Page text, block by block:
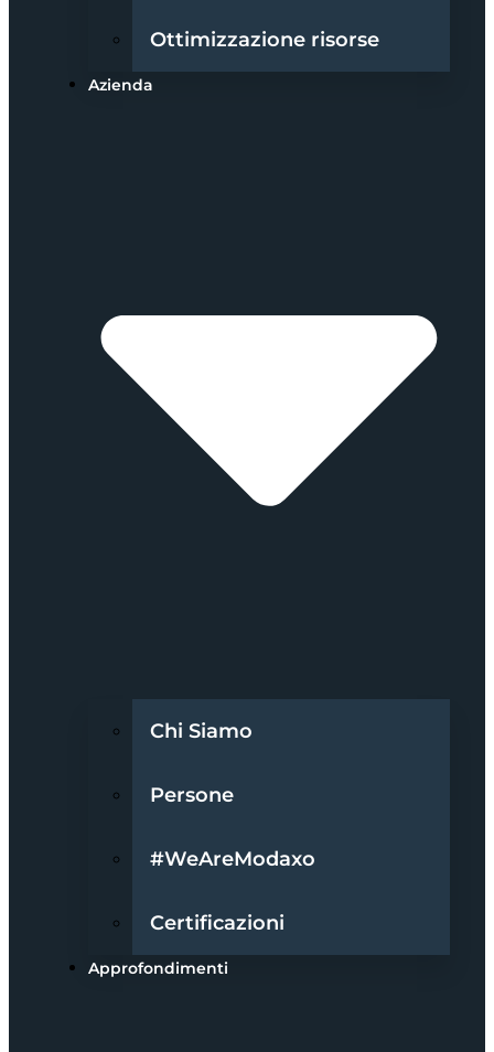
Ottimizzazione risorse
Azienda
Chi Siamo
Persone
#WeAreModaxo
Certificazioni
Approfondimenti